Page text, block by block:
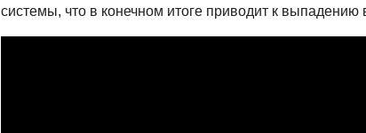
системы, что в конечном итоге приводит к выпадению